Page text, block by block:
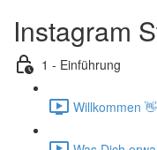
Instagram
1 - Einführung
Willkommen